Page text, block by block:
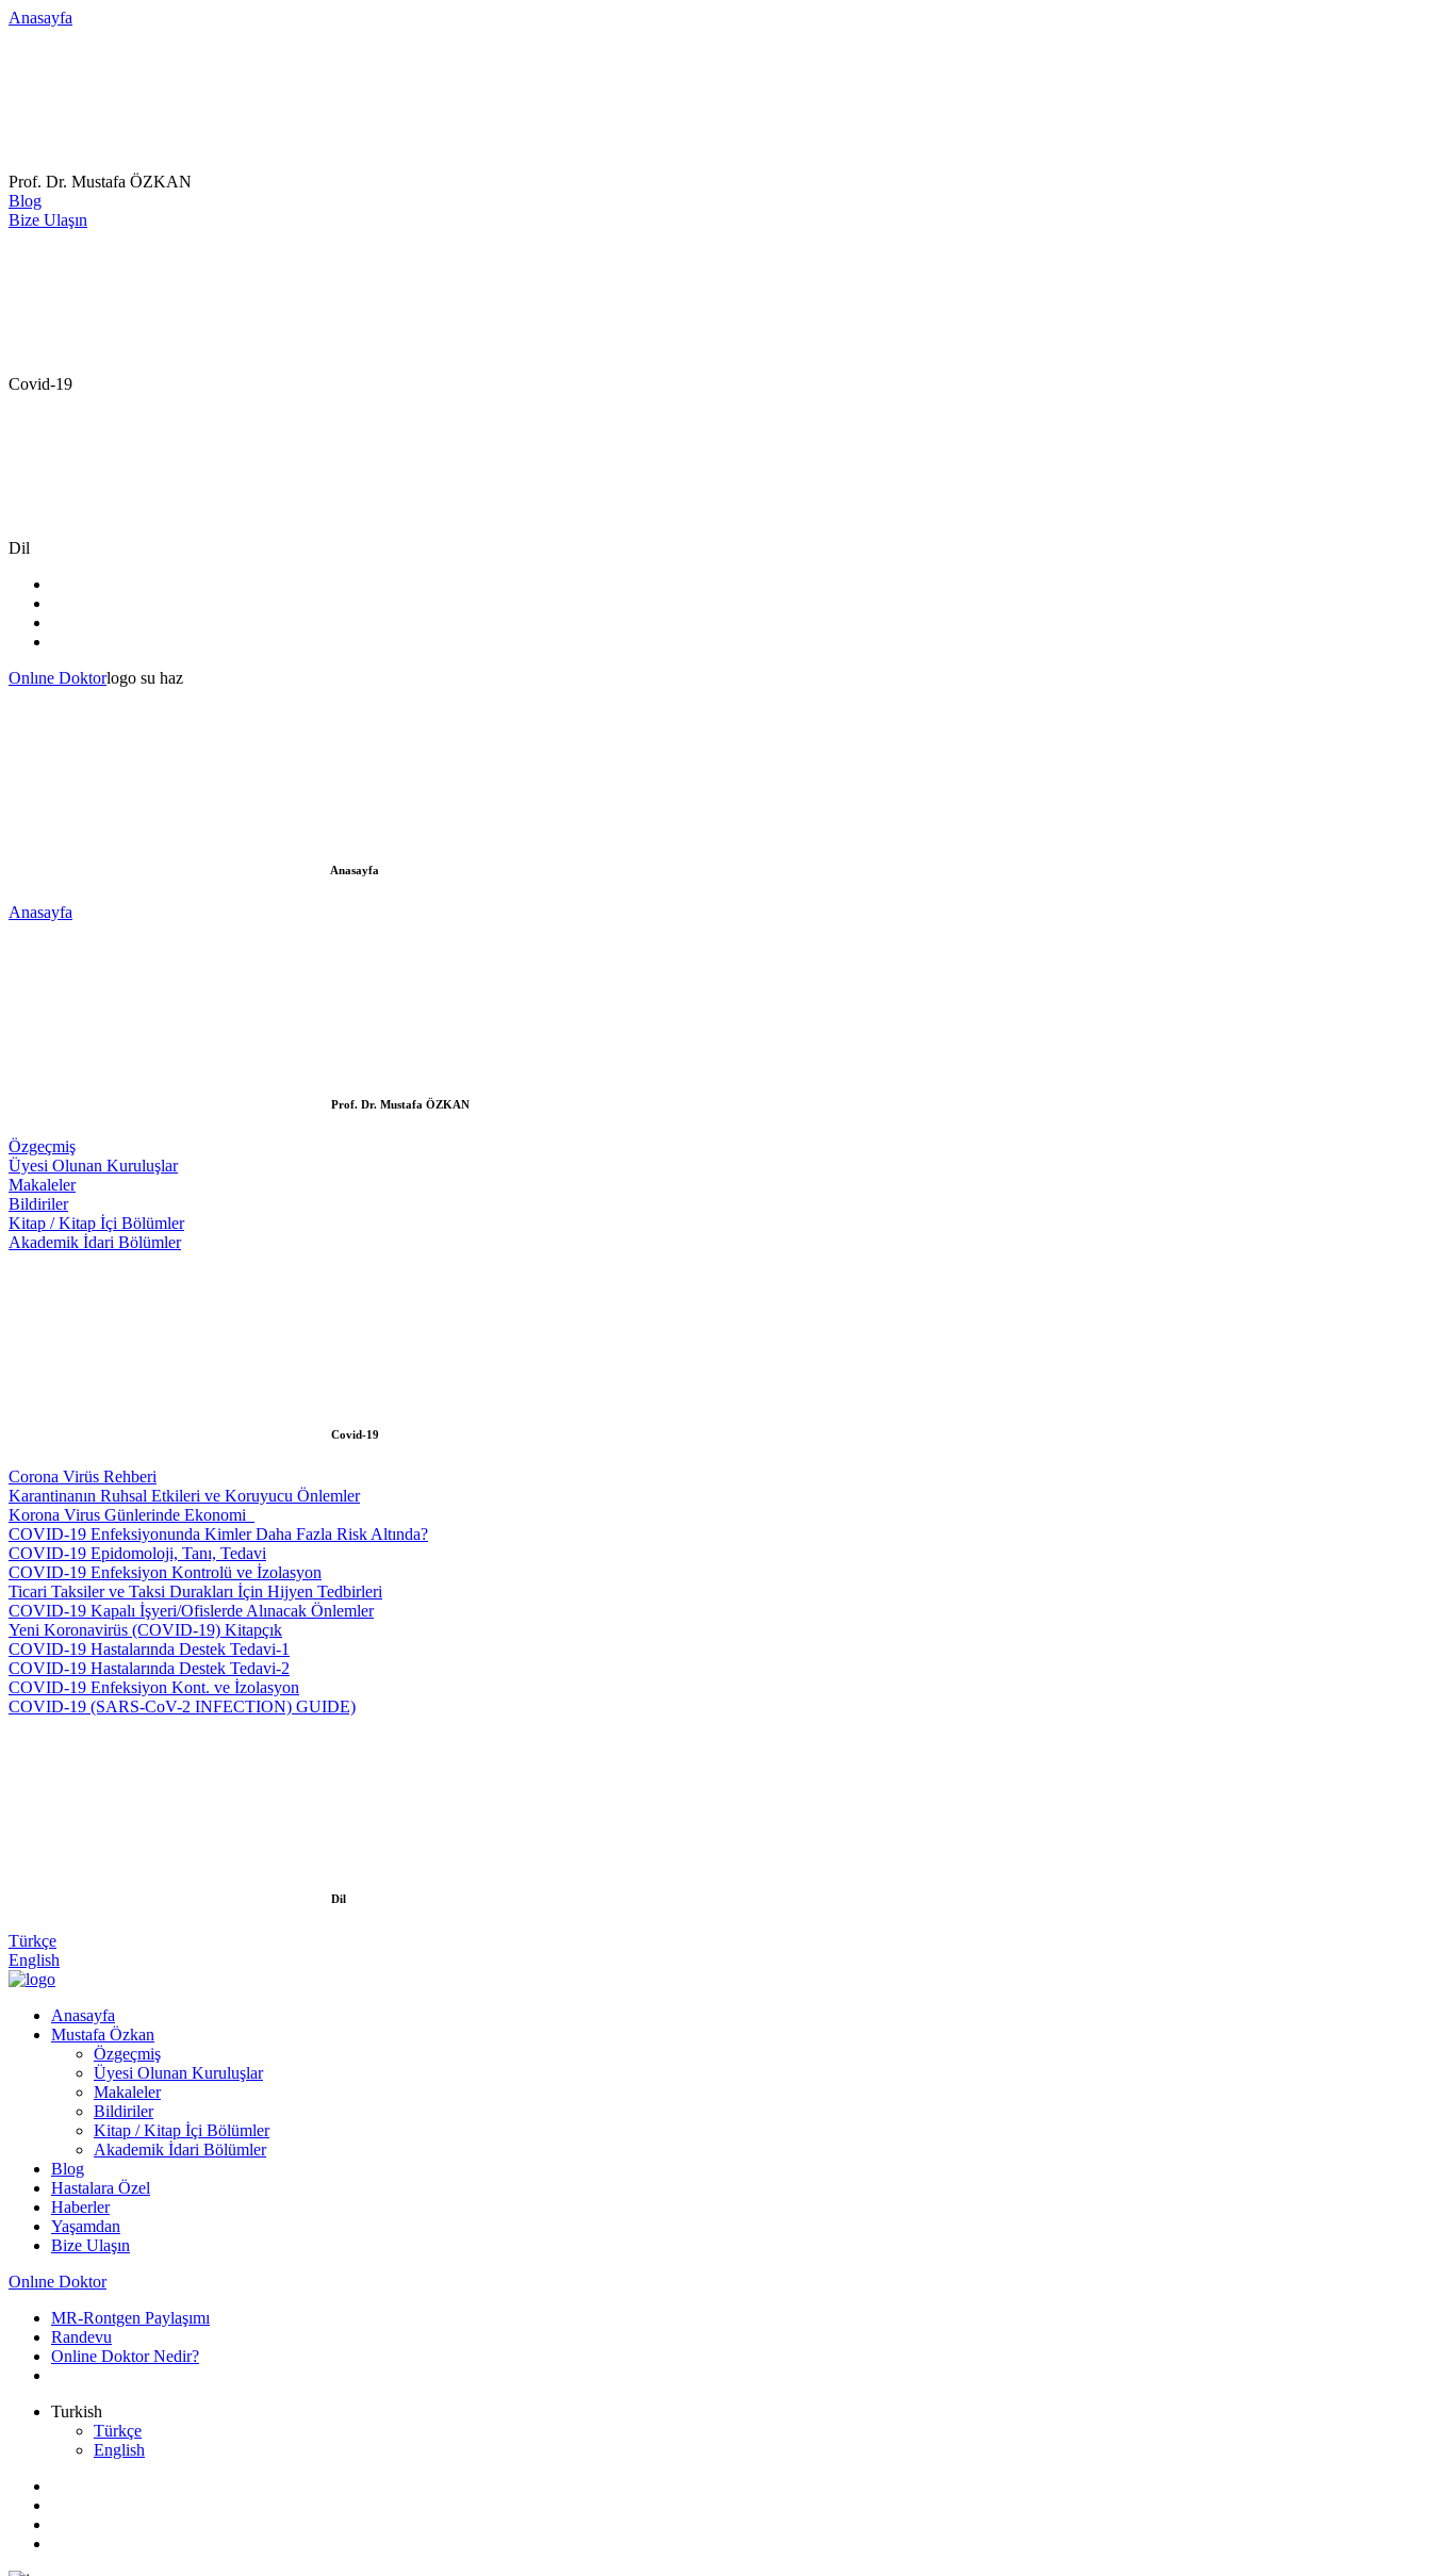
Anasayfa
Prof. Dr. Mustafa ÖZKAN
Blog
Bize Ulaşın
Covid-19
Dil
Onlıne Doktorlogo su haz
Anasayfa
Anasayfa
Prof. Dr. Mustafa ÖZKAN
Özgeçmiş
Üyesi Olunan Kuruluşlar
Makaleler
Bildiriler
Kitap / Kitap İçi Bölümler
Akademik İdari Bölümler
Covid-19
Corona Virüs Rehberi
Karantinanın Ruhsal Etkileri ve Koruyucu Önlemler
Korona Virus Günlerinde Ekonomi_
COVID-19 Enfeksiyonunda Kimler Daha Fazla Risk Altında?
COVID-19 Epidomoloji, Tanı, Tedavi
COVID-19 Enfeksiyon Kontrolü ve İzolasyon
Ticari Taksiler ve Taksi Durakları İçin Hijyen Tedbirleri
COVID-19 Kapalı İşyeri/Ofislerde Alınacak Önlemler
Yeni Koronavirüs (COVID-19) Kitapçık
COVID-19 Hastalarında Destek Tedavi-1
COVID-19 Hastalarında Destek Tedavi-2
COVID-19 Enfeksiyon Kont. ve İzolasyon
COVID-19 (SARS-CoV-2 INFECTION) GUIDE)
Dil
Türkçe
English
Anasayfa
Mustafa Özkan
Özgeçmiş
Üyesi Olunan Kuruluşlar
Makaleler
Bildiriler
Kitap / Kitap İçi Bölümler
Akademik İdari Bölümler
Blog
Hastalara Özel
Haberler
Yaşamdan
Bize Ulaşın
Onlıne Doktor
MR-Rontgen Paylaşımı
Randevu
Online Doktor Nedir?
Turkish
Türkçe
English